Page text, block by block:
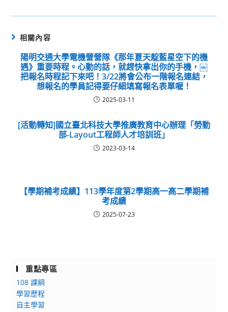
相關內容
陽明交通大學電機營營隊《那年夏天靛藍星空下的機
遇》重要時程。心動的話，就趕快拿出你的手機，￼
把報名時程記下來吧！3/22將會公布一階報名連結，
想報名的學員記得要仔細填寫報名表單喔！
2025-03-11
[活動轉知]國立臺北科技大學推廣教育中心辦理「勞動
部-Layout工程師人才培訓班」
2023-03-14
【學期補考成績】113學年度第2學期高一高二學期補
考成績
2025-07-23
重點專區
108 課綱
學習歷程
自主學習